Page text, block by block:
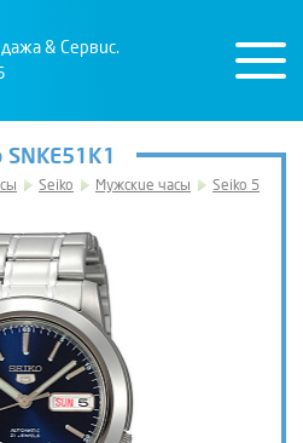
& Сервис.
SNKE51K1
Seiko Мужские часы Seiko 5